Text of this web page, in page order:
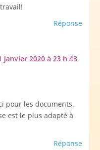
Réponse
janvier 2020 à 23 h 43
pour les documents.
est le plus adapté à
Réponse